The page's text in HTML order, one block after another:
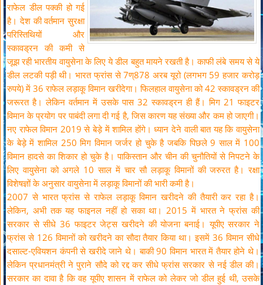
राफेल डील पक्की हो गई
है। देश की वर्तमान सुरक्षा
परिस्तिथियों और
स्कावड्रन की कमी से
जूझ रही भारतीय वायुसेना के लिए ये डील बहुत मायने रखती है। काफी लंबे समय से ये
डील लटकी पड़ी थी। भारत फ्रांस से 7ण्878 अरब यूरो (लगभग 59 हजार करोड़
रुपये) में 36 राफेल लड़ाकू विमान खरीदेगा। फिलहाल वायुसेना को 42 स्कावड्रन की
जरूरत है। लेकिन वर्तमान में उसके पास 32 स्कावड्रन ही हैं। मिग 21 फाइटर
विमान के प्रयोग पर पाबंदी लगा दी गई है, जिस कारण यह संख्या और कम हो जाएगी।
नए राफेल विमान 2019 से बेड़े में शामिल होंगे। ध्यान देने वाली बात यह कि वायुसेना
के बेड़े में शामिल 250 मिग विमान जर्जर हो चुके है जबकि पिछले 9 साल में 100
विमान हादसे का शिकार हो चुके है। पाकिस्तान और चीन की चुनौतियों से निपटने के
लिए वायुसेना को अगले 10 साल में चार सौ लड़ाकू विमानों की जरुरत है। रक्षा
विशेषज्ञों के अनुसार वायुसेना में लड़ाकू विमानों की भारी कमी है।
2007 से भारत फ्रांस से राफेल लड़ाकू विमान खरीदने की तैयारी कर रहा है।
लेकिन, अभी तक यह फाइनल नहीं हो सका था। 2015 में भारत ने फ्रांस की
सरकार से सीधे 36 फाइटर जेट्स खरीदने की योजना बनाई। यूपीए सरकार ने
फ्रांस से 126 विमानों को खरीदने का सौदा तैयार किया था। इसमें 36 विमान सीधे
दसाल्ट-एवियशन कंपनी से खरीदे जाने थे। बाकी 90 विमान भारत में तैयार होने थे।
लेकिन प्रधानमंत्री ने पुराने सौदे को रद्द कर सीधे फ्रांस सरकार से नई डील की।
सरकार का दावा है कि वह यूपीए शासन में राफेल को लेकर जो डील हुई थी, उसके